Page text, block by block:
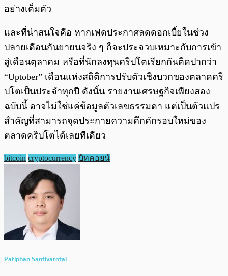
อย่างเต็มตัว
และที่น่าสนใจคือ หากเฟดประกาศลดดอกเบี้ยในช่วง
ปลายเดือนกันยายนจริง ๆ ก็จะประจวบเหมาะกับการเข้า
สู่เดือนตุลาคม หรือที่นักลงทุนคริปโตเรียกกันติดปากว่า
“Uptober” เดือนแห่งสถิติการปรับตัวเชิงบวกของตลาดคริ
ปโตเป็นประจำทุกปี ดังนั้น รายงานเศรษฐกิจเพียงสอง
ฉบับนี้ อาจไม่ใช่แค่ข้อมูลตัวเลขธรรมดา แต่เป็นตัวแปร
สำคัญที่สามารถจุดประกายความคึกคักรอบใหม่ของ
ตลาดคริปโตได้เลยทีเดียว
bitcoin cryptocurrency บิทคอยน์
Patiphan Santivarotai